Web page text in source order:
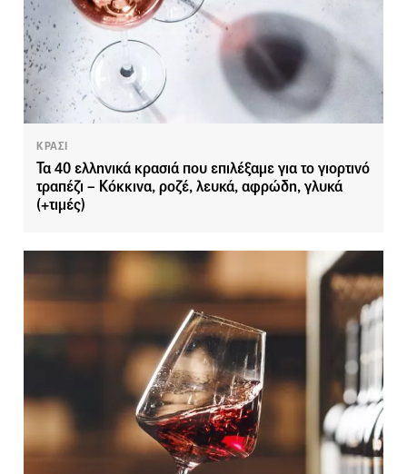
ΚΡΑΣΙ
Τα 40 ελληνικά κρασιά που επιλέξαμε για το γιορτινό
τραπέζι – Κόκκινα, ροζέ, λευκά, αφρώδη, γλυκά
(+τιμές)